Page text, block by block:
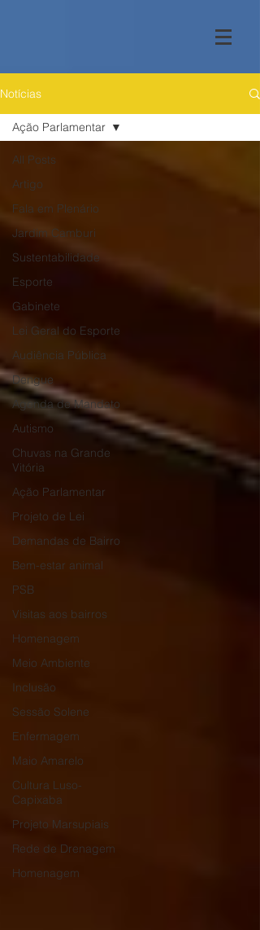
Notícias
All Posts
Artigo
Fala em Plenário
Jardim Camburi
Sustentabilidade
Esporte
Gabinete
Lei Geral do Esporte
Audiência Pública
Dengue
Agenda de Mandato
Autismo
Chuvas na Grande
Vitória
Ação Parlamentar
Projeto de Lei
Demandas de Bairro
Bem-estar animal
PSB
Visitas aos bairros
Homenagem
Meio Ambiente
Inclusão
Sessão Solene
Enfermagem
Maio Amarelo
Cultura Luso-
Capixaba
Projeto Marsupiais
Rede de Drenagem
Homenagem
Ação Parlamentar